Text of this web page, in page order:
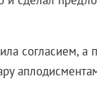
согласием, а